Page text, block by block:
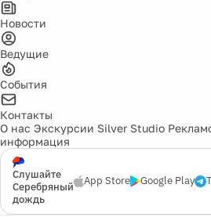
Новости
Ведущие
События
Контакты
О нас Экскурсии Silver Studio
информация
Слушайте
Серебряный
дождь
App Store Google Play